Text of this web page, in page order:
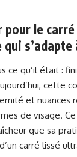
pour le
ce qu’il était :
cette
et nuances
de visage.
que sa
carré lissé